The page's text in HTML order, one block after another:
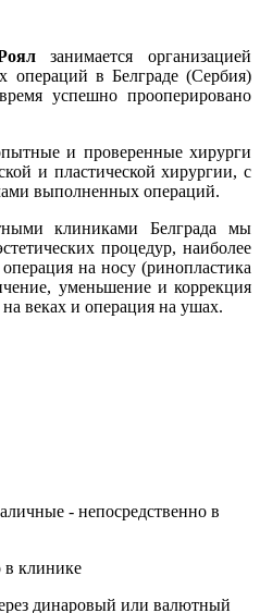
занимается организацией
операций в Белграде (Сербия)
успешно прооперировано
и проверенные хирурги
и пластической хирургии, с
выполненных операций.
клиниками Белграда мы
процедур, наиболее
на носу (ринопластика
уменьшение и коррекция
веках и операция на ушах.
в клинике